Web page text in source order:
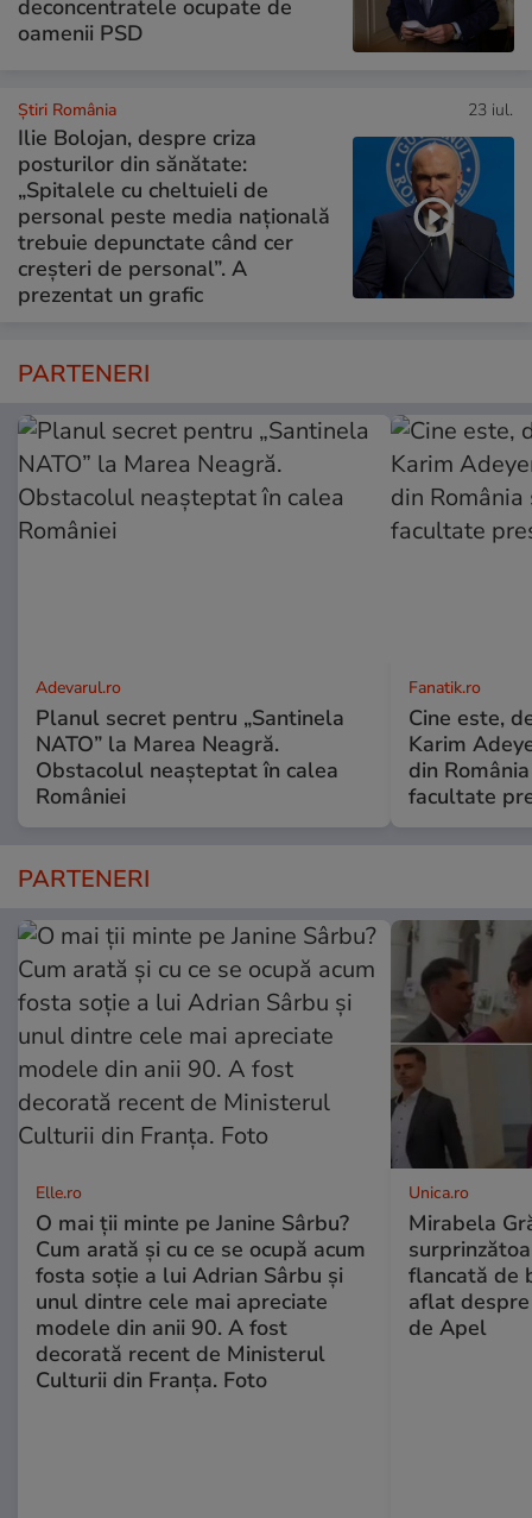
deconcentratele ocupate de
oamenii PSD
Știri România 23 iul.
Ilie Bolojan, despre criza
posturilor din sănătate:
„Spitalele cu cheltuieli de
personal peste media națională
trebuie depunctate când cer
creșteri de personal”. A
prezentat un grafic
PARTENERI
Adevarul.ro
Planul secret pentru „Santinela
NATO” la Marea Neagră.
Obstacolul neașteptat în calea
României
Fanatik.ro
Cine este,
Karim
din
facultate
PARTENERI
Elle.ro
O mai ții minte pe Janine Sârbu?
Cum arată și cu ce se ocupă acum
fosta soție a lui Adrian Sârbu și
unul dintre cele mai apreciate
modele din anii 90. A fost
decorată recent de Ministerul
Culturii din Franța. Foto
Unica.ro
Mirabela
flancată de
aflat
de Apel